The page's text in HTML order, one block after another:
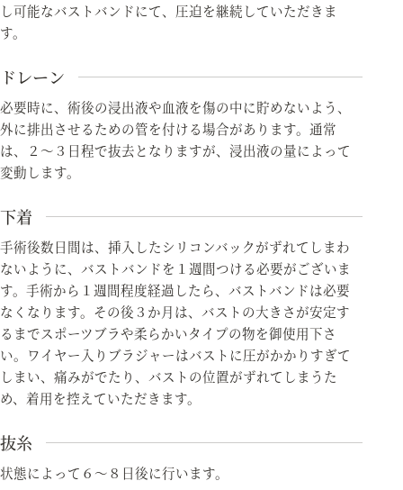
し可能なバストバンドにて、圧迫を継続していただきま
す。
ドレーン
必要時に、術後の浸出液や血液を傷の中に貯めないよう、
外に排出させるための管を付ける場合があります。通常
は、２～３日程で抜去となりますが、浸出液の量によって
変動します。
下着
手術後数日間は、挿入したシリコンバックがずれてしまわ
ないように、バストバンドを１週間つける必要がございま
す。手術から１週間程度経過したら、バストバンドは必要
なくなります。その後３か月は、バストの大きさが安定す
るまでスポーツブラや柔らかいタイプの物を御使用下さ
い。ワイヤー入りブラジャーはバストに圧がかかりすぎて
しまい、痛みがでたり、バストの位置がずれてしまうた
め、着用を控えていただきます。
抜糸
状態によって６～８日後に行います。